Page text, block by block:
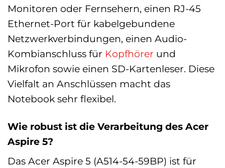
Monitoren oder Fernsehern, einen RJ-45
Ethernet-Port für kabelgebundene
Netzwerkverbindungen, einen Audio-
Kombianschluss für Kopfhörer und
Mikrofon sowie einen SD-Kartenleser. Diese
Vielfalt an Anschlüssen macht das
Notebook sehr flexibel.
Wie robust ist die Verarbeitung des Acer
Aspire 5?
Das Acer Aspire 5 (A514-54-59BP) ist für